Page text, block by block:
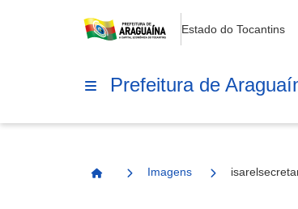
Estado do Tocantins
Prefeitura de
Página Inicial
Imagens